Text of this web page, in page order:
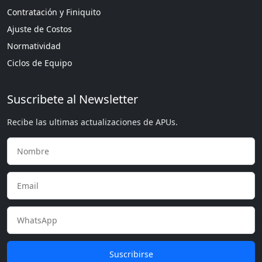
Contratación y Finiquito
Ajuste de Costos
Normatividad
Ciclos de Equipo
Suscribete al Newsletter
Recibe las ultimas actualizaciones de APUs.
Suscribirse